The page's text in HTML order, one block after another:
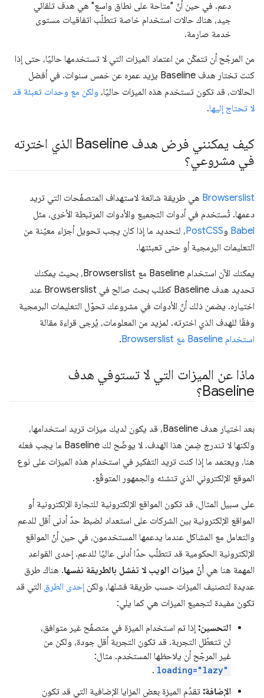
دعم. في حين أنّ "متاحة على نطاق واسع" هي هدف تلقائي
جيد، هناك حالات استخدام خاصة تتطلّب اتفاقيات مستوى
خدمة صارمة.
من المرجّح أن تتمكّن من اعتماد الميزات التي لا تستخدمها حاليًا، حتى إذا
كنت تختار هدف Baseline يزيد عمره عن خمس سنوات. في أفضل
الحالات، قد تكون تستخدم هذه الميزات حاليًا، ولكن مع وحدات تعبئة قد
لا تحتاج إليها.
كيف يمكنني فرض هدف Baseline الذي اخترته
في مشروعي؟
Browserslist هي طريقة شائعة لاستهداف المتصفّحات التي تريد
دعمها. تُستخدم في أدوات التجميع والأدوات المرتبطة الأخرى، مثل
Babel وPostCSS، لتحديد ما إذا كان يجب تحويل أجزاء معيّنة من
التعليمات البرمجية أو حتى تعبئتها.
يمكنك الآن استخدام Baseline مع Browserslist، بحيث يمكنك
تحديد هدف Baseline كطلب بحث صالح في Browserslist عند
اختياره. يضمن ذلك أنّ الأدوات في مشروعك تحوّل التعليمات البرمجية
وفقًا للهدف الذي اخترته. لمزيد من المعلومات، يُرجى قراءة مقالة
استخدام Baseline مع Browserslist
.
ماذا عن الميزات التي لا تستوفي هدف
Baseline؟
بعد اختيار هدف Baseline، قد يكون لديك ميزات تريد استخدامها،
ولكنها لا تندرج ضِمن هذا الهدف. لا يوضّح لك Baseline ما يجب فعله
هنا، ويعتمد ما إذا كنت تريد التفكير في استخدام هذه الميزات على نوع
الموقع الإلكتروني الذي تنشئه والجمهور المتوقّع.
على سبيل المثال، قد تكون المواقع الإلكترونية للتجارة الإلكترونية أو
المواقع الإلكترونية بين الشركات على استعداد لضبط حدّ أدنى أقل للدعم
والتعامل مع المشاكل عندما يدعمها المستخدمون، في حين أنّ المواقع
الإلكترونية الحكومية قد تتطلّب حدًا أدنى عاليًا للدعم. إحدى القواعد
المهمة هنا هي أنّ ميزات الويب لا تفشل بالطريقة نفسها. هناك طرق
عديدة لتصنيف الميزات حسب طريقة فشلها، ولكن إحدى الطرق التي قد
تكون مفيدة لتجميع الميزات هي كما يلي:
التحسين: إذا تم استخدام الميزة في متصفّح غير متوافق،
لن تتعطّل التجربة. قد تكون التجربة أقل جودة، ولكن من
غير المرجّح أن يلاحظها المستخدم. مثال:
loading="lazy"
.
الإضافة: تقدّم الميزة بعض المزايا الإضافية التي قد تكون